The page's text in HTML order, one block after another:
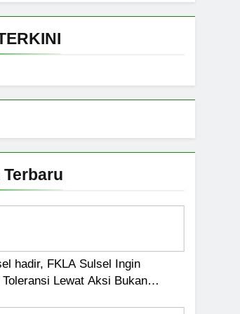
Jalan Pintas Menuju
hadir, FKLA Sulsel Ingin
Lewat Aksi Bukan